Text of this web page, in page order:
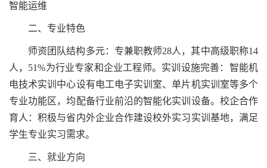
智能运维
二、专业特色
师资团队结构多元：专兼职教师28人，其中高级职称14
人，51%为行业专家和企业工程师。实训设施完善：智能机
电技术实训中心设有电工电子实训室、单片机实训室等多个
专业功能区，均配备行业前沿的智能化实训设备。校企合作
育人：积极与省内外企业合作建设校外实习实训基地，满足
学生专业实习需求。
三、就业方向